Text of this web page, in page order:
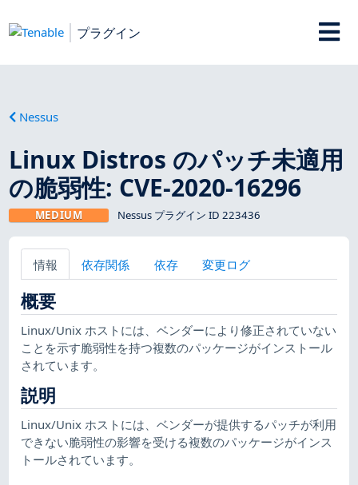
プラグイン
Nessus
Linux Distros のパッチ未適用
の脆弱性: CVE-2020-16296
MEDIUM Nessus プラグイン ID 223436
情報 依存関係 依存 変更ログ
概要
Linux/Unix ホストには、ベンダーにより修正されていない
ことを示す脆弱性を持つ複数のパッケージがインストール
されています。
説明
Linux/Unix ホストには、ベンダーが提供するパッチが利用
できない脆弱性の影響を受ける複数のパッケージがインス
トールされています。